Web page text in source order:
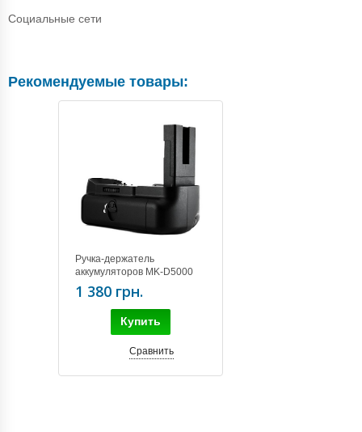
Социальные сети
Рекомендуемые товары:
Ручка-держатель
аккумуляторов MK-D5000
for Nikon D5000
1 380 грн.
Купить
Сравнить